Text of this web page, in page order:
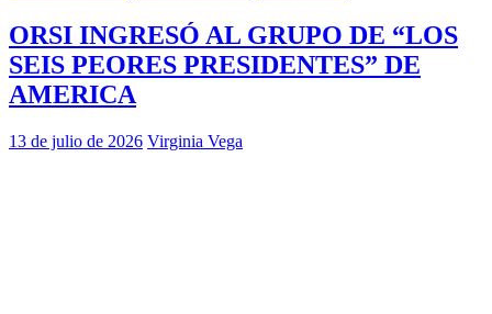
ORSI INGRESÓ AL GRUPO DE “LOS
SEIS PEORES PRESIDENTES” DE
AMERICA
13 de julio de 2026 Virginia Vega